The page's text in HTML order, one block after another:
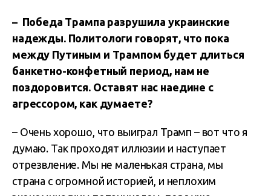
– Победа Трампа разрушила украинские
надежды. Политологи говорят, что пока
между Путиным и Трампом будет длиться
банкетно-конфетный период, нам не
поздоровится. Оставят нас наедине с
агрессором, как думаете?
– Очень хорошо, что выиграл Трамп – вот что я
думаю. Так проходят иллюзии и наступает
отрезвление. Мы не маленькая страна, мы
страна с огромной историей, и неплохим